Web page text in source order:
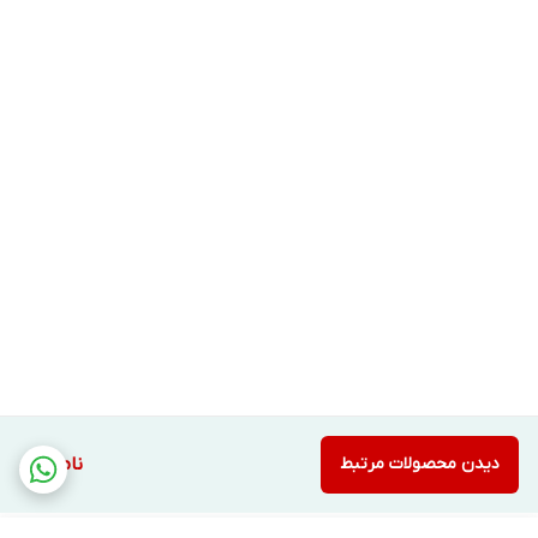
ناموجود دیدن محصولات مرتبط